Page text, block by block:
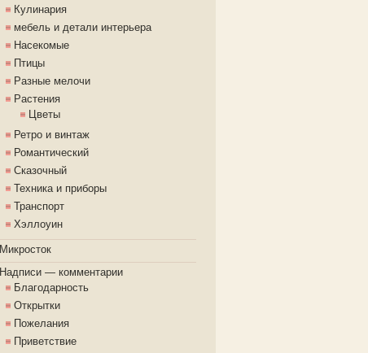
Кулинария
мебель и детали интерьера
Насекомые
Птицы
Разные мелочи
Растения
Цветы
Ретро и винтаж
Романтический
Сказочный
Техника и приборы
Транспорт
Хэллоуин
Микросток
Надписи — комментарии
Благодарность
Открытки
Пожелания
Приветствие